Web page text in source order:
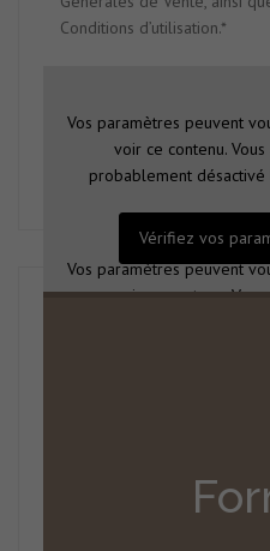
Conditions d’utilisation.*
Vos paramètres peuvent
voir ce contenu.
probablement
Vérifiez vos
Vos paramètres peuvent
voir ce contenu.